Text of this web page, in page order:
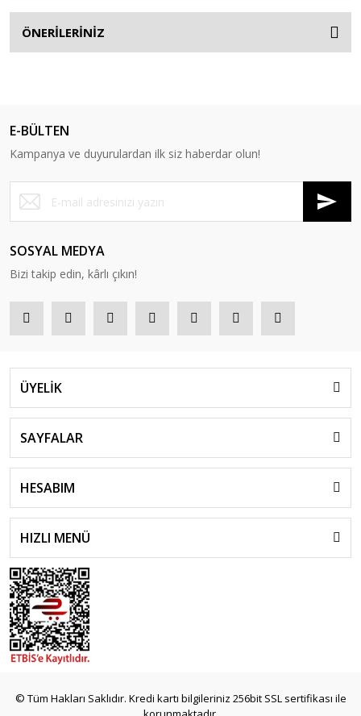
ÖNERİLERİNİZ
E-BÜLTEN
Kampanya ve duyurulardan ilk siz haberdar olun!
SOSYAL MEDYA
Bizi takip edin, kârlı çıkın!
ÜYELİK
SAYFALAR
HESABIM
HIZLI MENÜ
© Tüm Hakları Saklıdır. Kredi kartı bilgileriniz 256bit SSL sertifikası ile